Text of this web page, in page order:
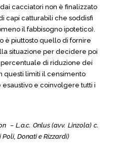
cacciatori non è finalizzato
capi catturabili che soddisfi
il fabbisogno ipotetico).
è piuttosto quello di fornire
situazione per decidere poi
di riduzione dei
questi limiti il censimento
e coinvolgere tutti i
– L.a.c. Onlus (avv. Linzola) c.
Donati e Rizzardi)